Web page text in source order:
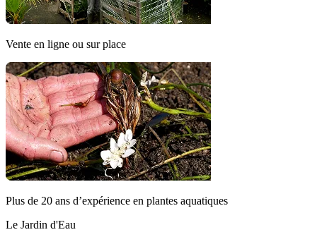
Vente en ligne ou sur place
Plus de 20 ans d’expérience en plantes aquatiques
Le Jardin d'Eau